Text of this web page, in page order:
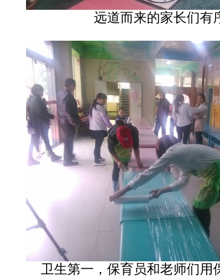
远道而来的家长们有
卫生第一，保育员和老师们用